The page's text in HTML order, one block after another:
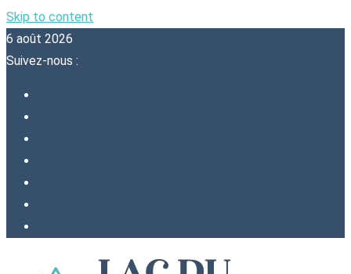
Skip to content
6 août 2026
Suivez-nous :